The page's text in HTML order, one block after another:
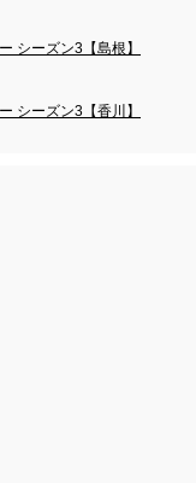
シーズン3【島根】
シーズン3【香川】